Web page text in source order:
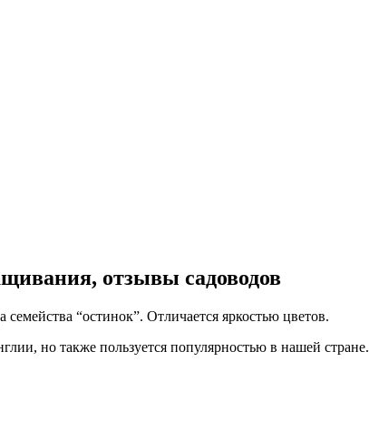
отзывы садоводов
“остинок”. Отличается яркостью цветов.
но также пользуется популярностью в нашей стране.